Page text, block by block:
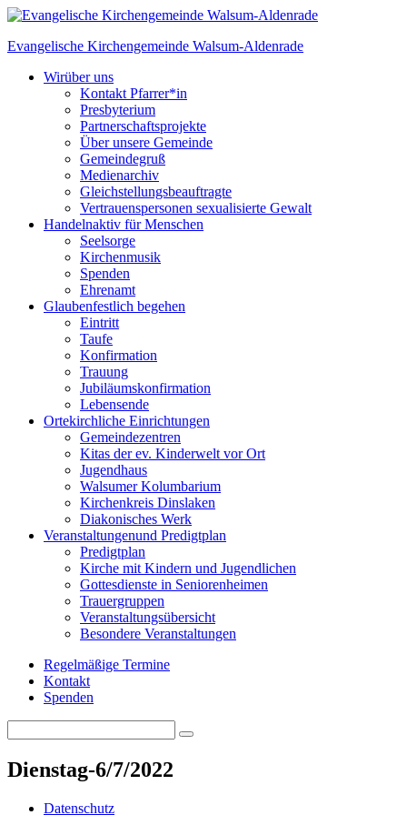
Skip
content
Evangelische Kirchengemeinde Walsum-Aldenrade
Wirüber uns
Kontakt Pfarrer*in
Presbyterium
Partnerschaftsprojekte
Über unsere Gemeinde
Gemeindegruß
Medienarchiv
Gleichstellungs­beauftragte
Vertrauenspersonen sexualisierte Gewalt
Handelnaktiv für Menschen
Seelsorge
Kirchenmusik
Spenden
Ehrenamt
Glaubenfestlich begehen
Eintritt
Taufe
Konfirmation
Trauung
Jubiläumskonfirmation
Lebensende
Ortekirchliche Einrichtungen
Gemeindezentren
Kitas der ev. Kinderwelt vor Ort
Jugendhaus
Walsumer Kolumbarium
Kirchenkreis Dinslaken
Diakonisches Werk
Veranstaltungenund Predigtplan
Predigtplan
Kirche mit Kindern und Jugendlichen
Gottesdienste in Seniorenheimen
Trauergruppen
Veranstaltungsübersicht
Besondere Veranstaltungen
Regelmäßige Termine
Kontakt
Spenden
for:
Search
Dienstag-6/7/2022
Datenschutz